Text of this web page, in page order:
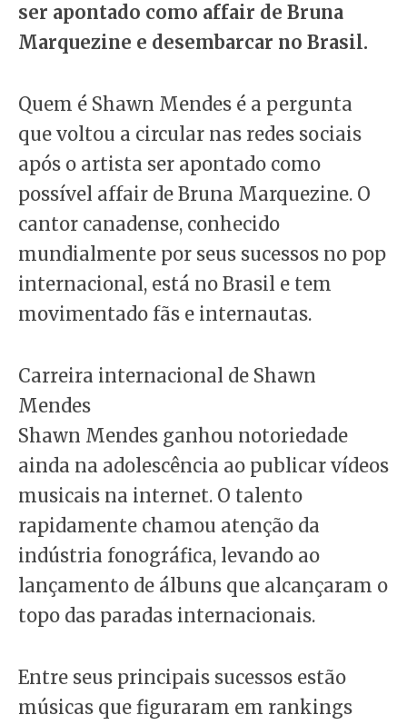
ser apontado como affair de Bruna
Marquezine e desembarcar no Brasil.
Quem é Shawn Mendes é a pergunta
que voltou a circular nas redes sociais
após o artista ser apontado como
possível affair de Bruna Marquezine. O
cantor canadense, conhecido
mundialmente por seus sucessos no pop
internacional, está no Brasil e tem
movimentado fãs e internautas.
Carreira internacional de Shawn
Mendes
Shawn Mendes ganhou notoriedade
ainda na adolescência ao publicar vídeos
musicais na internet. O talento
rapidamente chamou atenção da
indústria fonográfica, levando ao
lançamento de álbuns que alcançaram o
topo das paradas internacionais.
Entre seus principais sucessos estão
músicas que figuraram em rankings